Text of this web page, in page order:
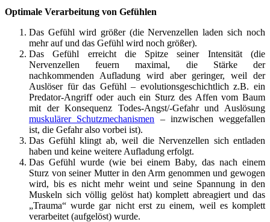
Optimale Verarbeitung von Gefühlen
Das Gefühl wird größer (die Nervenzellen laden sich noch
mehr auf und das Gefühl wird noch größer).
Das Gefühl erreicht die Spitze seiner Intensität (die
Nervenzellen feuern maximal, die Stärke der
nachkommenden Aufladung wird aber geringer, weil der
Auslöser für das Gefühl – evolutionsgeschichtlich z.B. ein
Predator-Angriff oder auch ein Sturz des Affen vom Baum
mit der Konsequenz Todes-Angst/-Gefahr und Auslösung
muskulärer Schutzmechanismen – inzwischen weggefallen
ist, die Gefahr also vorbei ist).
Das Gefühl klingt ab, weil die Nervenzellen sich entladen
haben und keine weitere Aufladung erfolgt.
Das Gefühl wurde (wie bei einem Baby, das nach einem
Sturz von seiner Mutter in den Arm genommen und gewogen
wird, bis es nicht mehr weint und seine Spannung in den
Muskeln sich völlig gelöst hat) komplett abreagiert und das
„Trauma“ wurde gar nicht erst zu einem, weil es komplett
verarbeitet (aufgelöst) wurde.